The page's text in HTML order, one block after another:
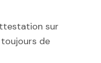
sur
de